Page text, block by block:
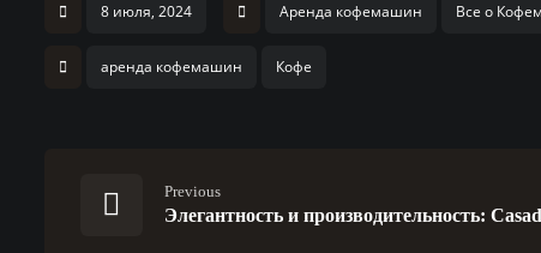
8 июля, 2024 Аренда кофемашин Все о
аренда кофемашин Кофе
Previous
Элегантность и производительность: